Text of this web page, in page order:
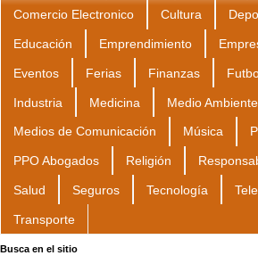
Comercio Electronico Cultura
Educación Emprendimiento
Eventos Ferias Finanzas
Industria Medicina Medio Ambiente
Medios de Comunicación Música
PPO Abogados Religión
Salud Seguros Tecnología
Transporte
Busca en el sitio